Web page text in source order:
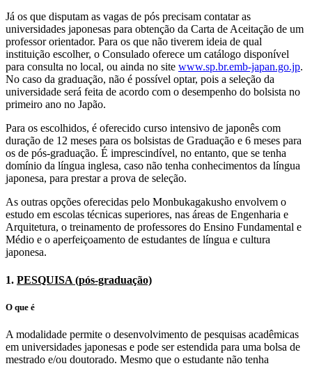
Já os que disputam as vagas de pós precisam contatar as
universidades japonesas para obtenção da Carta de Aceitação de um
professor orientador. Para os que não tiverem ideia de qual
instituição escolher, o Consulado oferece um catálogo disponível
para consulta no local, ou ainda no site www.sp.br.emb-japan.go.jp.
No caso da graduação, não é possível optar, pois a seleção da
universidade será feita de acordo com o desempenho do bolsista no
primeiro ano no Japão.
Para os escolhidos, é oferecido curso intensivo de japonês com
duração de 12 meses para os bolsistas de Graduação e 6 meses para
os de pós-graduação. É imprescindível, no entanto, que se tenha
domínio da língua inglesa, caso não tenha conhecimentos da língua
japonesa, para prestar a prova de seleção.
As outras opções oferecidas pelo Monbukagakusho envolvem o
estudo em escolas técnicas superiores, nas áreas de Engenharia e
Arquitetura, o treinamento de professores do Ensino Fundamental e
Médio e o aperfeiçoamento de estudantes de língua e cultura
japonesa.
1. PESQUISA (pós-graduação)
O que é
A modalidade permite o desenvolvimento de pesquisas acadêmicas
em universidades japonesas e pode ser estendida para uma bolsa de
mestrado e/ou doutorado. Mesmo que o estudante não tenha